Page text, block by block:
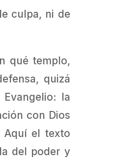
culpa, ni de
qué templo,
quizá
la
con Dios
Aquí el texto
del poder y